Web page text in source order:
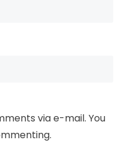
via e-mail. You